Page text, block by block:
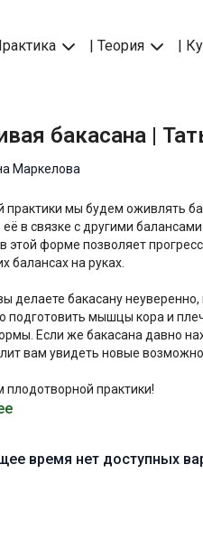
| Теория |
бакасана |
Маркелова
практики мы будем оживлять
в связке с другими
этой форме позволяет
балансах на руках.
делаете бакасану
подготовить мышцы кора и
Если же бакасана давно
вам увидеть новые
практики!
и усложнение позы журавля
время нет доступных